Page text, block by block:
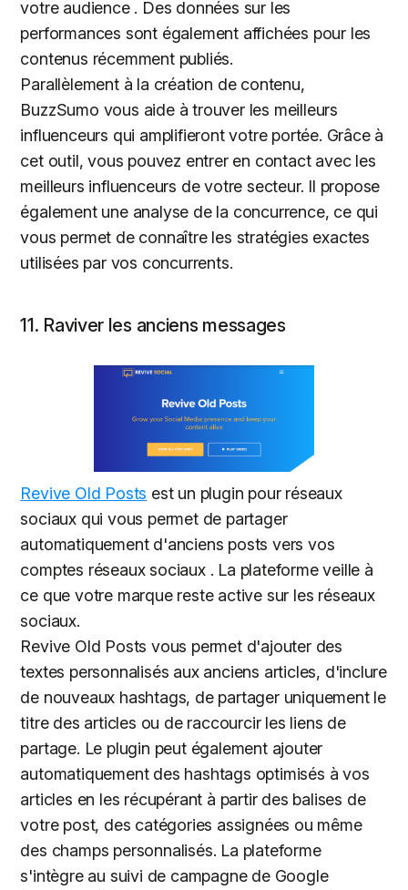
votre audience . Des données sur les
performances sont également affichées pour les
contenus récemment publiés.
Parallèlement à la création de contenu,
BuzzSumo vous aide à trouver les meilleurs
influenceurs qui amplifieront votre portée. Grâce à
cet outil, vous pouvez entrer en contact avec les
meilleurs influenceurs de votre secteur. Il propose
également une analyse de la concurrence, ce qui
vous permet de connaître les stratégies exactes
utilisées par vos concurrents.
11. Raviver les anciens messages
Revive Old Posts est un plugin pour réseaux
sociaux qui vous permet de partager
automatiquement d'anciens posts vers vos
comptes réseaux sociaux . La plateforme veille à
ce que votre marque reste active sur les réseaux
sociaux.
Revive Old Posts vous permet d'ajouter des
textes personnalisés aux anciens articles, d'inclure
de nouveaux hashtags, de partager uniquement le
titre des articles ou de raccourcir les liens de
partage. Le plugin peut également ajouter
automatiquement des hashtags optimisés à vos
articles en les récupérant à partir des balises de
votre post, des catégories assignées ou même
des champs personnalisés. La plateforme
s'intègre au suivi de campagne de Google